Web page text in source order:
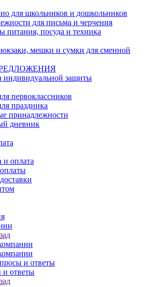
для школьников и дошкольников
для письма и черчения
питания, посуда и техника
мешки и сумки для сменной
индивидуальной защиты
первоклассников
праздника
принадлежности
дневник
и оплата
и ответы
ответы